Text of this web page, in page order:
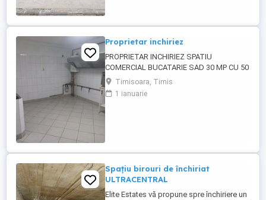
Proprietar inchiriez
PROPRIETAR INCHIRIEZ SPATIU
COMERCIAL BUCATARIE SAD 30 MP CU 50
MP SPATIU ACOPERIT SI 80 MP
TERASA.LA CASA IN ZONA DE BLOCURI
LA ARTERA PRINCIPALA.CHIRIA 1200 EURO
Timisoara, Timis
1 ianuarie
Spațiu birouri de închiriat
ULTRACENTRAL
Elite Estates vă propune spre închiriere un